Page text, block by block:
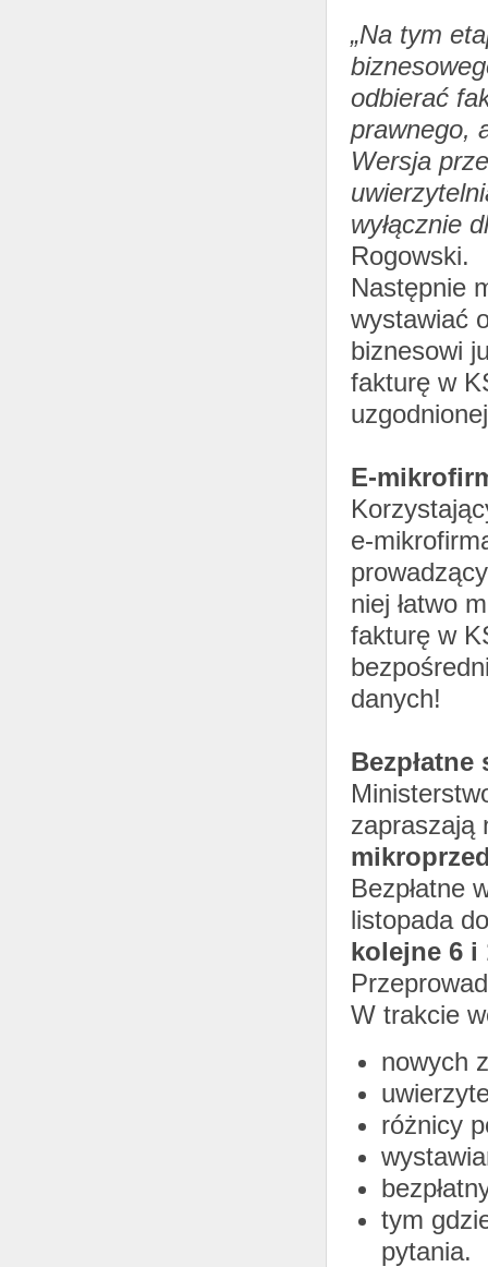
„Na tym
odbierać
prawnego,
Wersja
wyłącznie
Rogowski.
Następnie
wystawiać
biznesowi
fakturę w
E-
e-
niej łatwo
fakturę w
danych!
zapraszają
Bezpłatne
listopada
kolejne 6 i
W trakcie
nowych
różnicy
tym
pytania.